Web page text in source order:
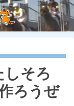
しそろ
ろうぜ